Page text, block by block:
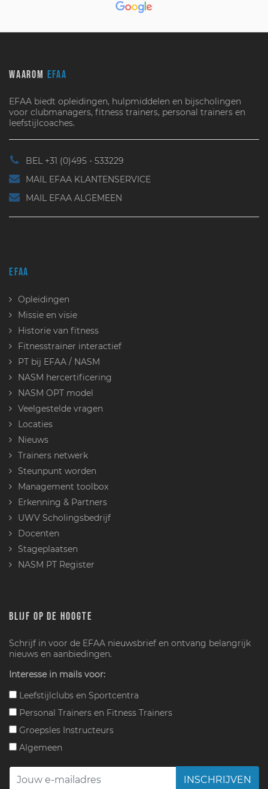
WAAROM EFAA
EFAA biedt opleidingen, hulpmiddelen en bijscholingen
voor clubmanagers, fitness trainers, personal trainers en
leefstijlcoaches.
BEL +31 (0)495 - 533229
MAIL EFAA KLANTENSERVICE
MAIL EFAA ALGEMEEN
EFAA
Opleidingen
Missie en visie
Historie van fitness
Fitnesstrainer interactief
PT bij EFAA / NASM
NASM hercertificering
NASM OPT model
Veelgestelde vragen
Locaties
Nieuws
Trainers netwerk
Steunpunt worden
Management toolbox
Erkenning & Partners
UWV Scholingsbedrijf
Docenten
Stageplaatsen
NASM PT Register
BLIJF OP DE HOOGTE
Schrijf in voor de EFAA nieuwsbrief en ontvang belangrijk
nieuws en aanbiedingen.
Interesse in mails voor:
Leefstijlclubs en Sportcentra
Personal Trainers en Fitness Trainers
Groepsles Instructeurs
Algemeen
INSCHRIJVEN